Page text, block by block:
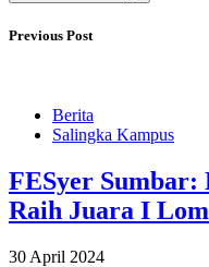
Previous Post
Berita
Salingka Kampus
FESyer
Raih Juara I
30 April 2024